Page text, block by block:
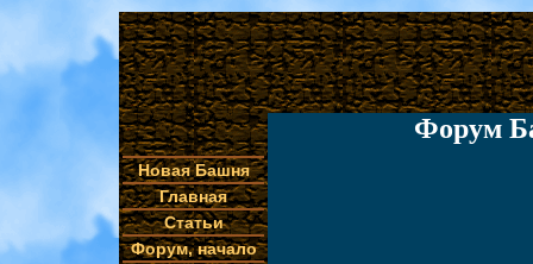
Новая Башня
Главная
Статьи
Форум, начало
Форум